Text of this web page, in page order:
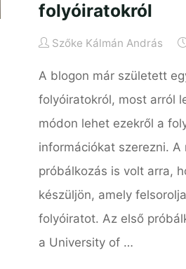
folyóiratokról
Szőke Kálmán András
A blogon már született
folyóiratokról, most arról
módon lehet ezekről a
információkat szerezni.
próbálkozás is volt arra,
készüljön, amely
folyóiratot. Az első
a University of …